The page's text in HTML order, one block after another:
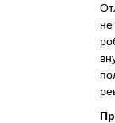
не